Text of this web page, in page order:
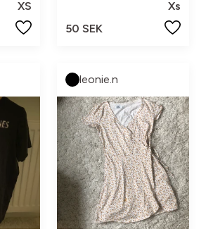
XS
Xs
50 SEK
leonie.n